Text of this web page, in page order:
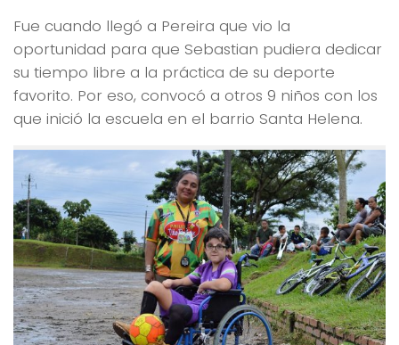
Fue cuando llegó a Pereira que vio la
oportunidad para que Sebastian pudiera dedicar
su tiempo libre a la práctica de su deporte
favorito. Por eso, convocó a otros 9 niños con los
que inició la escuela en el barrio Santa Helena.